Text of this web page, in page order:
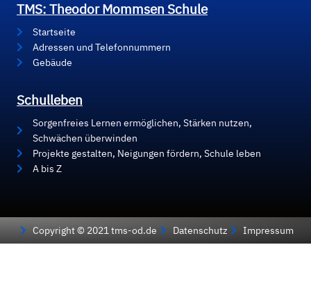
TMS: Theodor Mommsen Schule
Startseite
Adressen und Telefonnummern
Gebäude
Schulleben
Sorgenfreies Lernen ermöglichen, Stärken nutzen,
Schwächen überwinden
Projekte gestalten, Neigungen fördern, Schule leben
A bis Z
Copyright © 2021 tms-od.de Datenschutz Impressum